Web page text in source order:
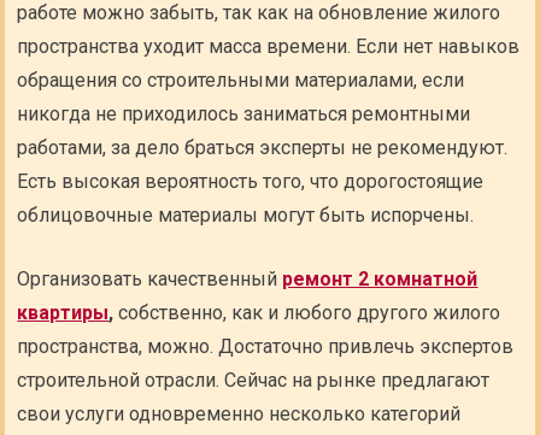
работе можно забыть, так как на обновление жилого
пространства уходит масса времени. Если нет навыков
обращения со строительными материалами, если
никогда не приходилось заниматься ремонтными
работами, за дело браться эксперты не рекомендуют.
Есть высокая вероятность того, что дорогостоящие
облицовочные материалы могут быть испорчены.
Организовать качественный ремонт 2 комнатной
квартиры,собственно, как и любого другого жилого
пространства, можно. Достаточно привлечь экспертов
строительной отрасли. Сейчас на рынке предлагают
свои услуги одновременно несколько категорий